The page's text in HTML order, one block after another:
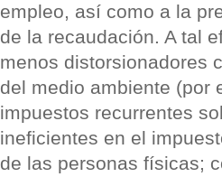
empleo, así como a la
de la recaudación. A tal
menos distorsionadores
del medio ambiente (por
impuestos recurrentes
ineficientes en el
de las personas físicas;